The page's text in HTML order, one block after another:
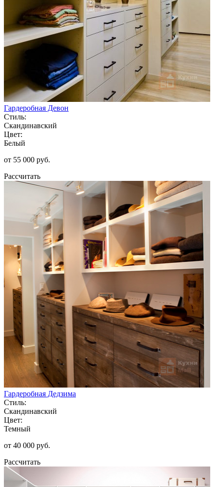
Гардеробная Девон
Стиль:
Скандинавский
Цвет:
Белый
от 55 000 руб.
Рассчитать
Гардеробная Дедзима
Стиль:
Скандинавский
Цвет:
Темный
от 40 000 руб.
Рассчитать